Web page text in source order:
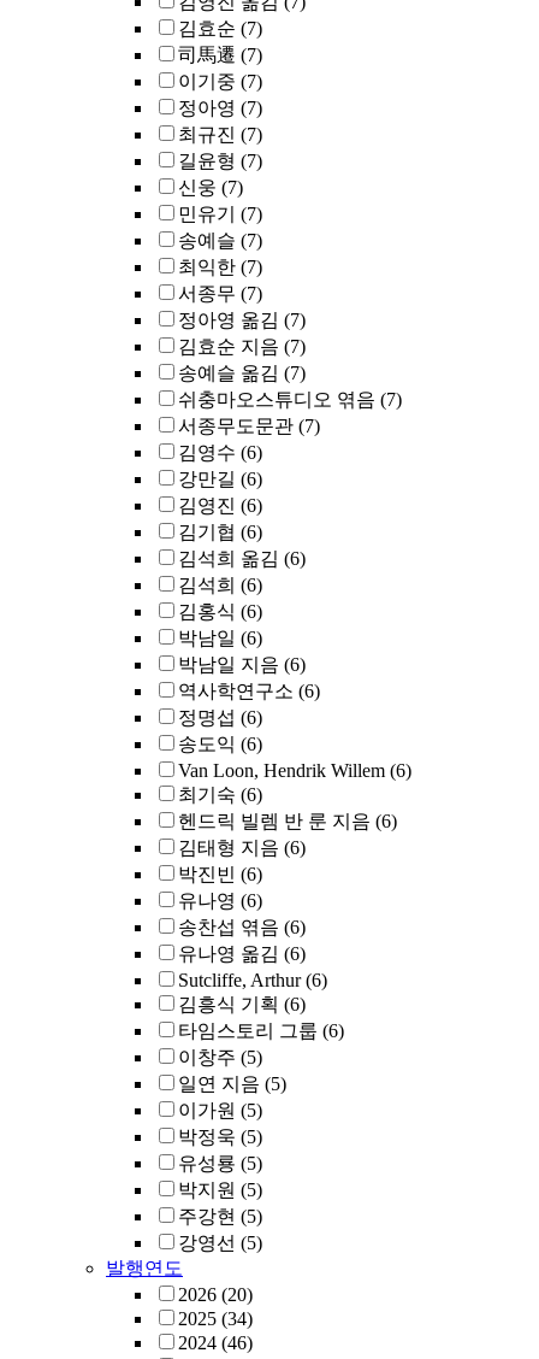
김효순 (7)
司馬遷 (7)
이기중 (7)
정아영 (7)
최규진 (7)
길윤형 (7)
신웅 (7)
민유기
(7)
송예슬 (7)
최익한 (7)
서종무 (7)
정아영 옮김 (7)
김효순 지음 (7)
송예슬 옮김 (7)
쉬충마오스튜디오 엮음 (7)
서종무도문관 (7)
김영수 (6)
강만길 (6)
김영진 (6)
김기협 (6)
김석희 옮김 (6)
김석희 (6)
김홍식 (6)
박남일 (6)
박남일 지음 (6)
역사학연구소 (6)
정명섭 (6)
송도익 (6)
Van Loon, Hendrik Willem (6)
최기숙 (6)
헨드릭 빌렘 반 룬 지음 (6)
김태형 지음 (6)
박진빈 (6)
유나영 (6)
송찬섭 엮음 (6)
유나영 옮김 (6)
Sutcliffe, Arthur (6)
김흥식 기획 (6)
타임스토리 그룹 (6)
이창주 (5)
일연 지음 (5)
이가원 (5)
박정욱 (5)
유성룡 (5)
박지원 (5)
주강현 (5)
강영선 (5)
발행연도
2026 (20)
2025 (34)
2024 (46)